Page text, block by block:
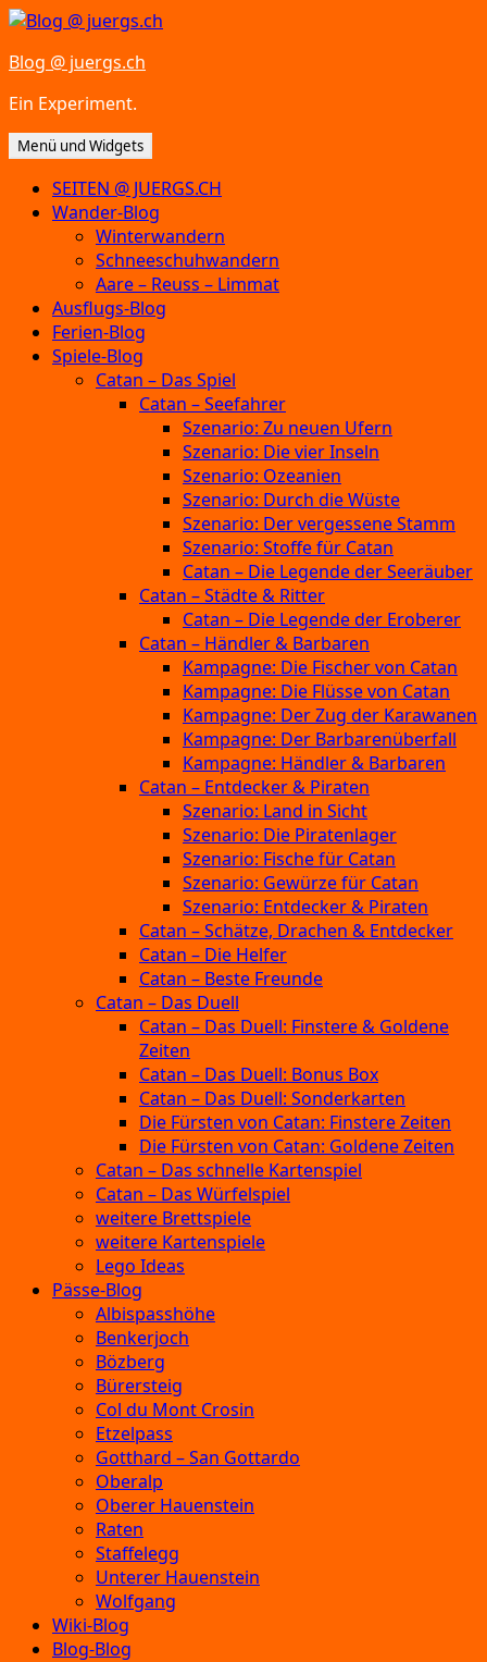
Zum
springen
Blog @ juergs.ch
Ein Experiment.
Menü und Widgets
SEITEN @ JUERGS.CH
Wander-Blog
Winterwandern
Schneeschuhwandern
Aare – Reuss – Limmat
Ausflugs-Blog
Ferien-Blog
Spiele-Blog
Catan – Das Spiel
Catan – Seefahrer
Szenario: Zu neuen Ufern
Szenario: Die vier Inseln
Szenario: Ozeanien
Szenario: Durch die Wüste
Szenario: Der vergessene Stamm
Szenario: Stoffe für Catan
Catan – Die Legende der Seeräuber
Catan – Städte & Ritter
Catan – Die Legende der Eroberer
Catan – Händler & Barbaren
Kampagne: Die Fischer von Catan
Kampagne: Die Flüsse von Catan
Kampagne: Der Zug der Karawanen
Kampagne: Der Barbarenüberfall
Kampagne: Händler & Barbaren
Catan – Entdecker & Piraten
Szenario: Land in Sicht
Szenario: Die Piratenlager
Szenario: Fische für Catan
Szenario: Gewürze für Catan
Szenario: Entdecker & Piraten
Catan – Schätze, Drachen & Entdecker
Catan – Die Helfer
Catan – Beste Freunde
Catan – Das Duell
Catan – Das Duell: Finstere & Goldene
Zeiten
Catan – Das Duell: Bonus Box
Catan – Das Duell: Sonderkarten
Die Fürsten von Catan: Finstere Zeiten
Die Fürsten von Catan: Goldene Zeiten
Catan – Das schnelle Kartenspiel
Catan – Das Würfelspiel
weitere Brettspiele
weitere Kartenspiele
Lego Ideas
Pässe-Blog
Albispasshöhe
Benkerjoch
Bözberg
Bürersteig
Col du Mont Crosin
Etzelpass
Gotthard – San Gottardo
Oberalp
Oberer Hauenstein
Raten
Staffelegg
Unterer Hauenstein
Wolfgang
Wiki-Blog
Blog-Blog